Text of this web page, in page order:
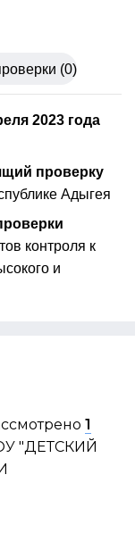
(0)
2023 года
проверку
Адыгея
контроля к
и
1
"ДЕТСКИЙ